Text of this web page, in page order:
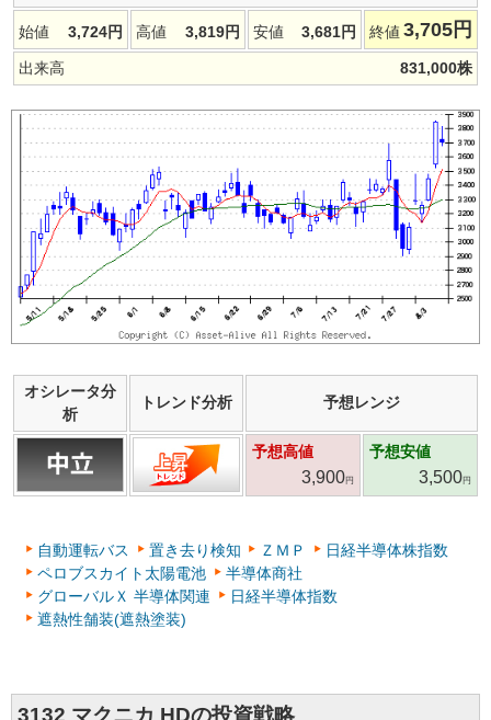
始値 3,724円 高値 3,819円 安値 3,681円 終値 3,705 円
出来高 831,000株
オシレータ分
析
トレンド分析 予想レンジ
予想高値
3,900円
予想安値
3,500円
自動運転バス 置き去り検知 ＺＭＰ
日経半導体株指数
ペロブスカイト太陽電池
半導体商社
グローバルＸ 半導体関連
日経半導体指数
遮熱性舗装(遮熱塗装)
3132 マクニカ HDの投資戦略